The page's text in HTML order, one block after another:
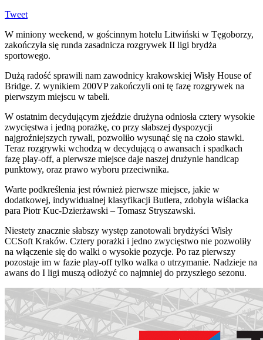
Tweet
W miniony weekend, w gościnnym hotelu Litwiński w Tęgoborzy,
zakończyła się runda zasadnicza rozgrywek II ligi brydża
sportowego.
Dużą radość sprawili nam zawodnicy krakowskiej Wisły House of
Bridge. Z wynikiem 200VP zakończyli oni tę fazę rozgrywek na
pierwszym miejscu w tabeli.
W ostatnim decydującym zjeździe drużyna odniosła cztery wysokie
zwycięstwa i jedną porażkę, co przy słabszej dyspozycji
najgroźniejszych rywali, pozwoliło wysunąć się na czoło stawki.
Teraz rozgrywki wchodzą w decydującą o awansach i spadkach
fazę play-off, a pierwsze miejsce daje naszej drużynie handicap
punktowy, oraz prawo wyboru przeciwnika.
Warte podkreślenia jest również pierwsze miejsce, jakie w
dodatkowej, indywidualnej klasyfikacji Butlera, zdobyła wiślacka
para Piotr Kuc-Dzierżawski – Tomasz Stryszawski.
Niestety znacznie słabszy występ zanotowali brydżyści Wisły
CCSoft Kraków. Cztery porażki i jedno zwycięstwo nie pozwoliły
na włączenie się do walki o wysokie pozycje. Po raz pierwszy
pozostaje im w fazie play-off tylko walka o utrzymanie. Nadzieje na
awans do I ligi muszą odłożyć co najmniej do przyszłego sezonu.